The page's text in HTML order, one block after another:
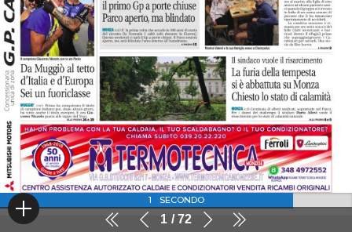
1 72
1 SECONDO